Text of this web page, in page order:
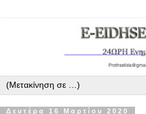
Δευτέρα 16 Μαρτίου 2020